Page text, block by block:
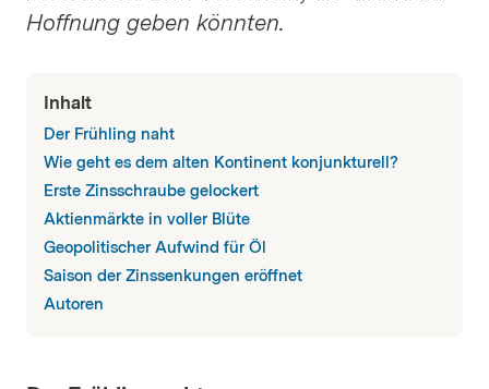
Hoffnung geben könnten.
Inhalt
Der Frühling naht
Wie geht es dem alten Kontinent konjunkturell?
Erste Zinsschraube gelockert
Aktienmärkte in voller Blüte
Geopolitischer Aufwind für Öl
Saison der Zinssenkungen eröffnet
Autoren